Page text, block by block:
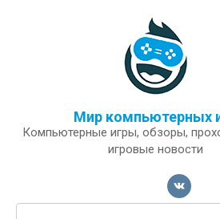
Мир компьютерных
Компьютерные игры, обзоры,
игровые новости
Поиск: